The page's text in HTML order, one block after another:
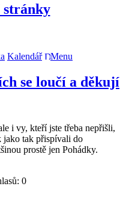
Kalendář Menu
se loučí a děkují
i vy, kteří jste třeba nepřišli,
jako tak přispívali do
prostě jen Pohádky.
0